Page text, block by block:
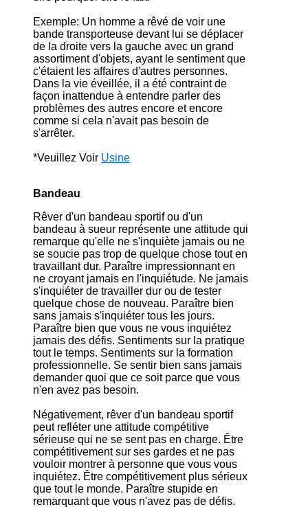
Exemple: Un homme a rêvé de voir une
bande transporteuse devant lui se déplacer
de la droite vers la gauche avec un grand
assortiment d'objets, ayant le sentiment que
c'étaient les affaires d'autres personnes.
Dans la vie éveillée, il a été contraint de
façon inattendue à entendre parler des
problèmes des autres encore et encore
comme si cela n'avait pas besoin de
s'arrêter.
*Veuillez Voir Usine
Bandeau
Rêver d'un bandeau sportif ou d'un
bandeau à sueur représente une attitude qui
remarque qu'elle ne s'inquiète jamais ou ne
se soucie pas trop de quelque chose tout en
travaillant dur. Paraître impressionnant en
ne croyant jamais en l'inquiétude. Ne jamais
s'inquiéter de travailler dur ou de tester
quelque chose de nouveau. Paraître bien
sans jamais s'inquiéter tous les jours.
Paraître bien que vous ne vous inquiétez
jamais des défis. Sentiments sur la pratique
tout le temps. Sentiments sur la formation
professionnelle. Se sentir bien sans jamais
demander quoi que ce soit parce que vous
n'en avez pas besoin.
Négativement, rêver d'un bandeau sportif
peut refléter une attitude compétitive
sérieuse qui ne se sent pas en charge. Être
compétitivement sur ses gardes et ne pas
vouloir montrer à personne que vous vous
inquiétez. Être compétitivement plus sérieux
que tout le monde. Paraître stupide en
remarquant que vous n'avez pas de défis.